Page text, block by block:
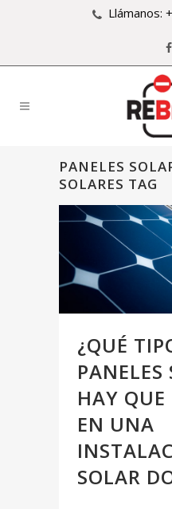
Llámanos:
PANELES
SOLARES TAG
¿QUÉ
PANELES
HAY
EN UNA
SOLAR